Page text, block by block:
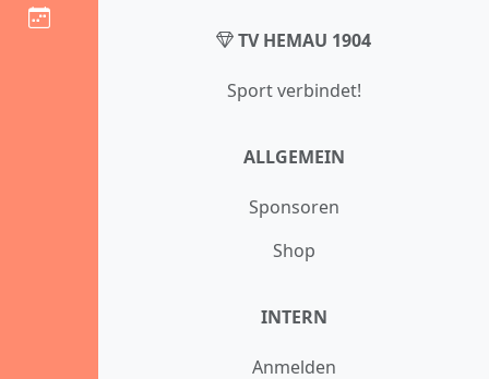
TV HEMAU 1904
Sport verbindet!
ALLGEMEIN
Sponsoren
Shop
INTERN
Anmelden